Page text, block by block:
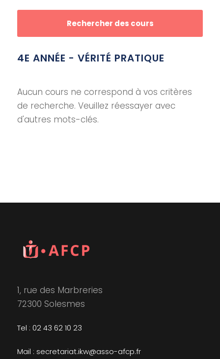
4E ANNÉE - VÉRITÉ PRATIQUE
Aucun cours ne correspond à vos critères
de recherche. Veuillez réessayer avec
d'autres mots-clés.
1, rue des Marbreries
72300 Solesmes
Tel : 02 43 62 10 23
Mail : secretariat.ikw@asso-afcp.fr